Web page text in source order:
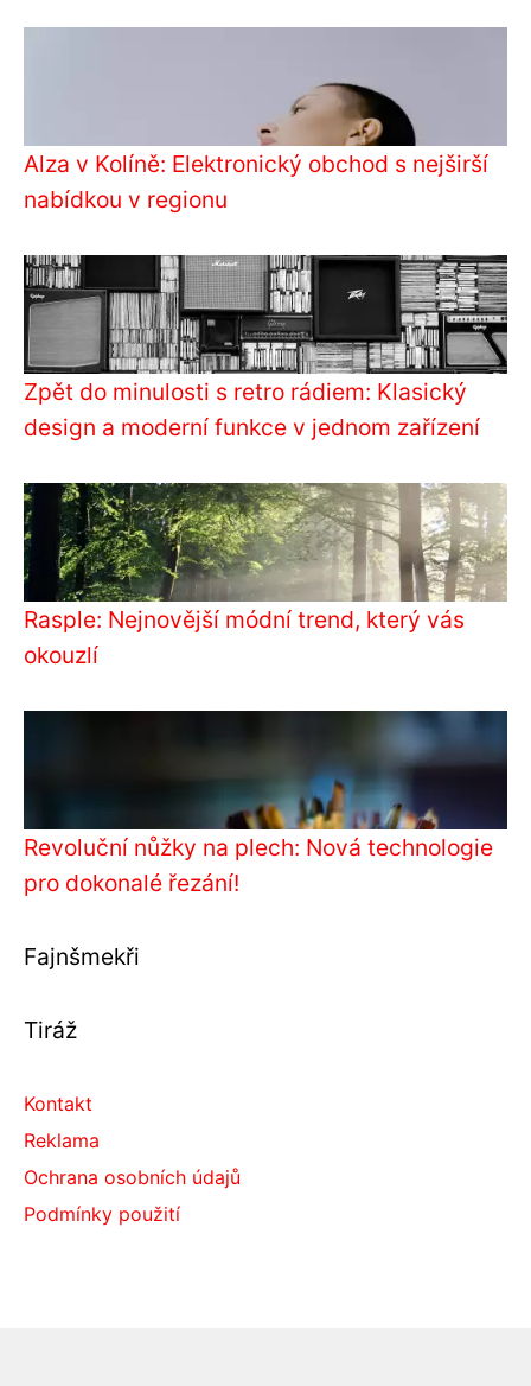
Alza v Kolíně: Elektronický obchod s nejširší
nabídkou v regionu
Zpět do minulosti s retro rádiem: Klasický
design a moderní funkce v jednom zařízení
Rasple: Nejnovější módní trend, který vás
okouzlí
Revoluční nůžky na plech: Nová technologie
pro dokonalé řezání!
Fajnšmekři
Tiráž
Kontakt
Reklama
Ochrana osobních údajů
Podmínky použití